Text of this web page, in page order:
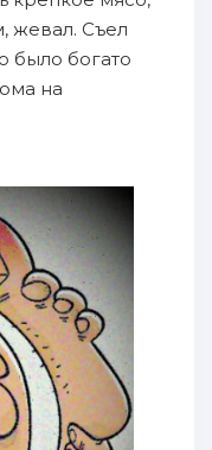
жевал. Съел
было богато
на